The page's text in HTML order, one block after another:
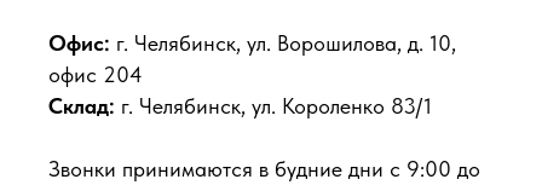
Офис: г. Челябинск, ул. Ворошилова, д. 10,
офис 204
Склад: г. Челябинск, ул. Короленко 83/1
Звонки принимаются в будние дни с 9:00 до